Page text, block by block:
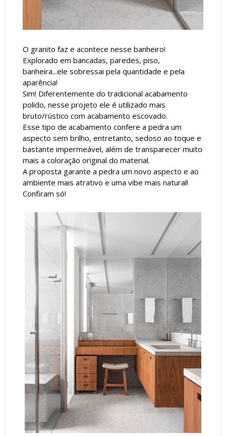
O granito faz e acontece nesse banheiro!
Explorado em bancadas, paredes, piso,
banheira...ele sobressai pela quantidade e pela
aparência!
Sim! Diferentemente do tradicional acabamento
polido, nesse projeto ele é utilizado mais
bruto/rústico com acabamento escovado.
Esse tipo de acabamento confere a pedra um
aspecto sem brilho, entretanto, sedoso ao toque e
bastante impermeável, além de transparecer muito
mais a coloração original do material.
A proposta garante a pedra um novo aspecto e ao
ambiente mais atrativo e uma vibe mais natural!
Confiram só!